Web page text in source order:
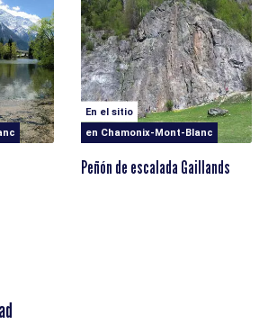
de río californianos en densidades
pueden ser capturados en las
1015m
En el sitio
en Chamonix-Mont-Blanc
Peñón de escalada Gaillands